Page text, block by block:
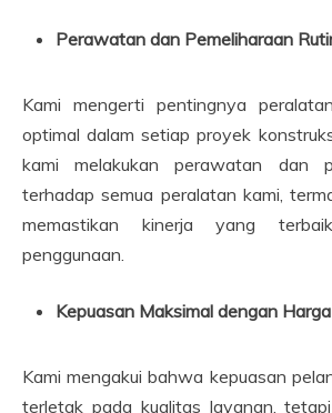
Perawatan dan Pemeliharaan
Kami mengerti pentingnya
optimal dalam setiap proyek
kami melakukan perawatan dan
terhadap semua peralatan kami,
memastikan kinerja yang
penggunaan.
Kepuasan Maksimal dengan
Kami mengakui bahwa kepuasan
terletak pada kualitas layanan,